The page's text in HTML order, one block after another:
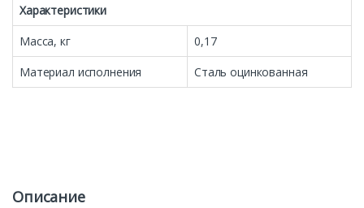
Характеристики
Масса, кг
0,17
Материал исполнения
Сталь оцинкованная
Описание